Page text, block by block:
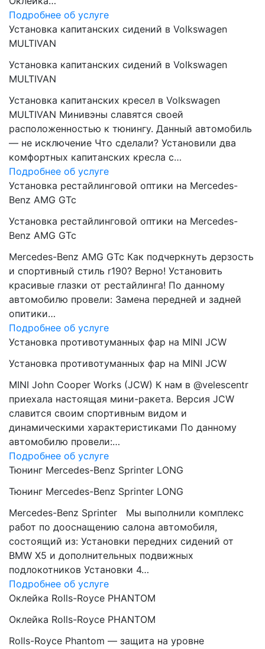
Подробнее об услуге
Установка капитанских сидений в Volkswagen
MULTIVAN
Установка капитанских сидений в Volkswagen
MULTIVAN
Установка капитанских кресел в Volkswagen
MULTIVAN Минивэны славятся своей
расположенностью к тюнингу. Данный автомобиль
— не исключение Что сделали? Установили два
комфортных капитанских кресла с…
Подробнее об услуге
Установка рестайлинговой оптики на Mercedes-
Benz AMG GTc
Установка рестайлинговой оптики на Mercedes-
Benz AMG GTc
Mercedes-Benz AMG GTc Как подчеркнуть дерзость
и спортивный стиль r190? Верно! Установить
красивые глазки от рестайлинга! По данному
автомобилю провели: Замена передней и задней
опитики…
Подробнее об услуге
Установка противотуманных фар на MINI JCW
Установка противотуманных фар на MINI JCW
MINI John Cooper Works (JCW) К нам в @velescentr
приехала настоящая мини-ракета. Версия JCW
славится своим спортивным видом и
динамическими характеристиками По данному
автомобилю провели:…
Подробнее об услуге
Тюнинг Mercedes-Benz Sprinter LONG
Тюнинг Mercedes-Benz Sprinter LONG
Mercedes-Benz Sprinter Мы выполнили комплекс
работ по дооснащению салона автомобиля,
состоящий из: Установки передних сидений от
BMW Х5 и дополнительных подвижных
подлокотников Установки 4…
Подробнее об услуге
Оклейка Rolls-Royce PHANTOM
Оклейка Rolls-Royce PHANTOM
Rolls-Royce Phantom — защита на уровне